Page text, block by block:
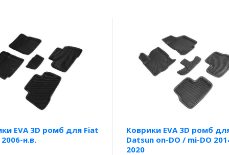
EVA 3D ромб для Fiat
н.в.
Коврики EVA 3D ромб
Datsun on-DO / mi-DO
2020